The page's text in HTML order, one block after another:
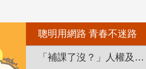
聰明用網路 青春不迷路
「補課了沒？」人權及轉型正義教育專區